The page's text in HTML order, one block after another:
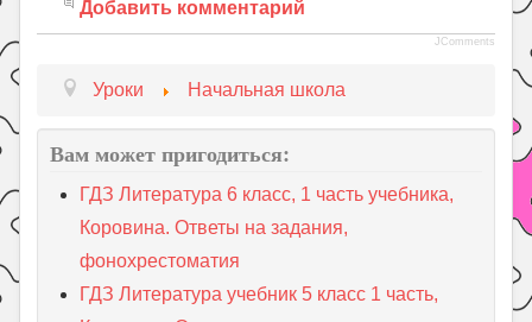
Добавить комментарий
JComments
Уроки Начальная школа
Вам может пригодиться:
ГДЗ Литература 6 класc, 1 часть учебника,
Коровина. Ответы на задания,
фонохрестоматия
ГДЗ Литература учебник 5 класc 1 часть,